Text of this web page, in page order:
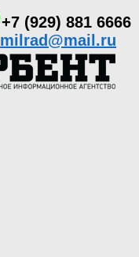
+7 (929) 881 6666
milrad@mail.ru